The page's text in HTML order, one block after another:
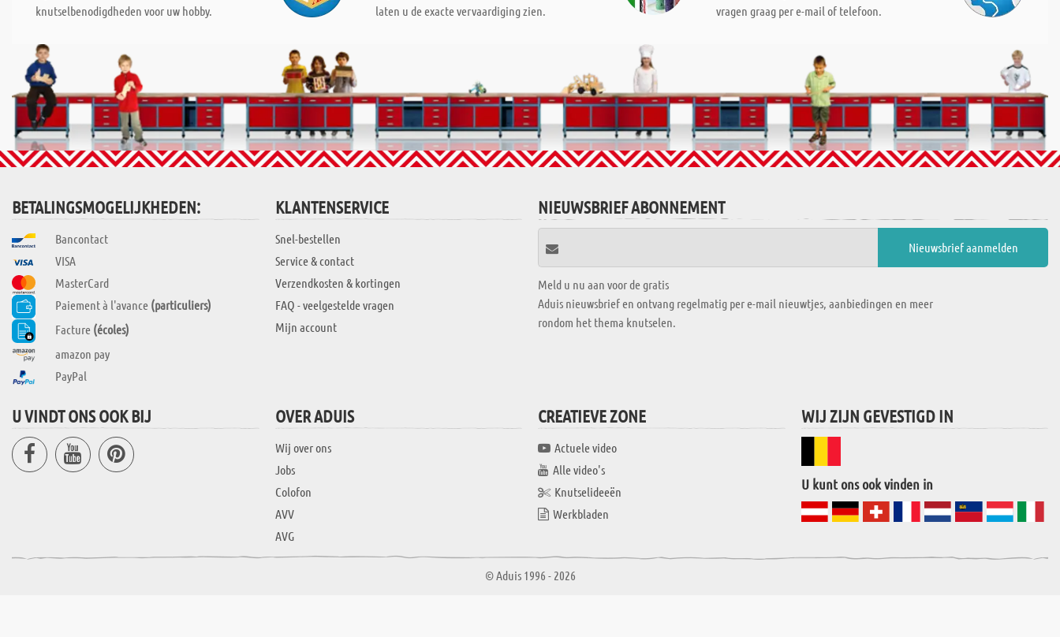
knutselbenodigdheden voor uw hobby.
laten u de exacte vervaardiging zien.
vragen graag per e-mail of telefoon.
BETALINGSMOGELIJKHEDEN:
Bancontact
VISA
MasterCard
Paiement à l'avance (particuliers)
Facture (écoles)
amazon pay
PayPal
KLANTENSERVICE
Snel-bestellen
Service & contact
Verzendkosten & kortingen
FAQ - veelgestelde vragen
Mijn account
NIEUWSBRIEF ABONNEMENT
Meld u nu aan voor de gratis
Aduis nieuwsbrief en ontvang regelmatig per e-mail nieuwtjes, aanbiedingen en meer
rondom het thema knutselen.
U VINDT ONS OOK BIJ OVER ADUIS
Wij over ons
Jobs
Colofon
AVV
AVG
CREATIEVE ZONE
Actuele video
Alle video's
Knutselideeën
Werkbladen
WIJ ZIJN GEVESTIGD IN
U kunt ons ook vinden in
© Aduis 1996 - 2026